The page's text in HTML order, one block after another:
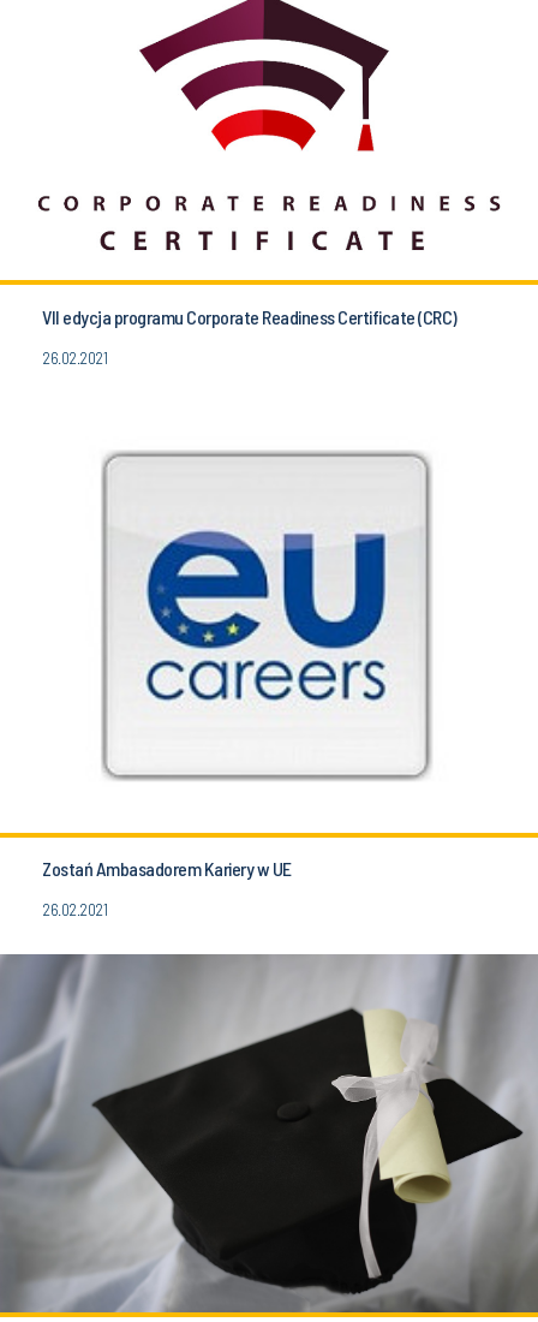
VII edycja programu Corporate Readiness Certificate (CRC)
26.02.2021
Zostań Ambasadorem Kariery w UE
26.02.2021